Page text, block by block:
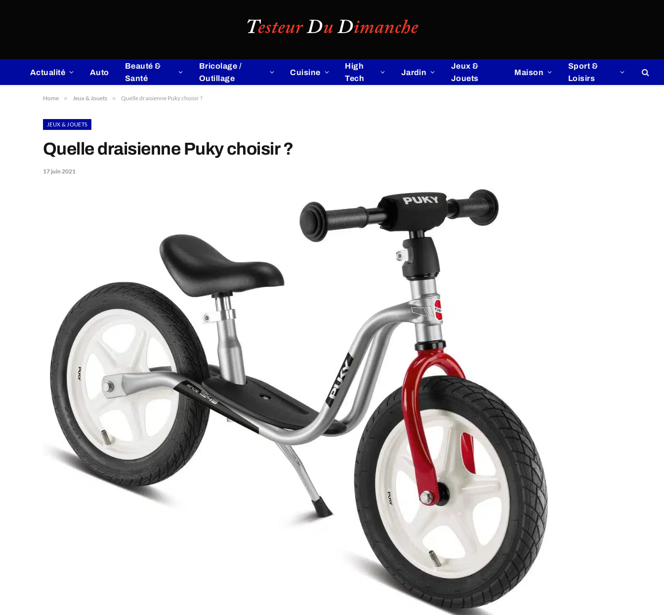
Actualité Auto
Beauté &
Santé
Bricolage /
Outillage
Cuisine
High
Tech
Jardin
Jeux &
Jouets
Maison
Sport &
Loisirs
Home » Jeux & Jouets » Quelle draisienne Puky choisir ?
JEUX & JOUETS
Quelle draisienne Puky choisir ?
17 juin 2021